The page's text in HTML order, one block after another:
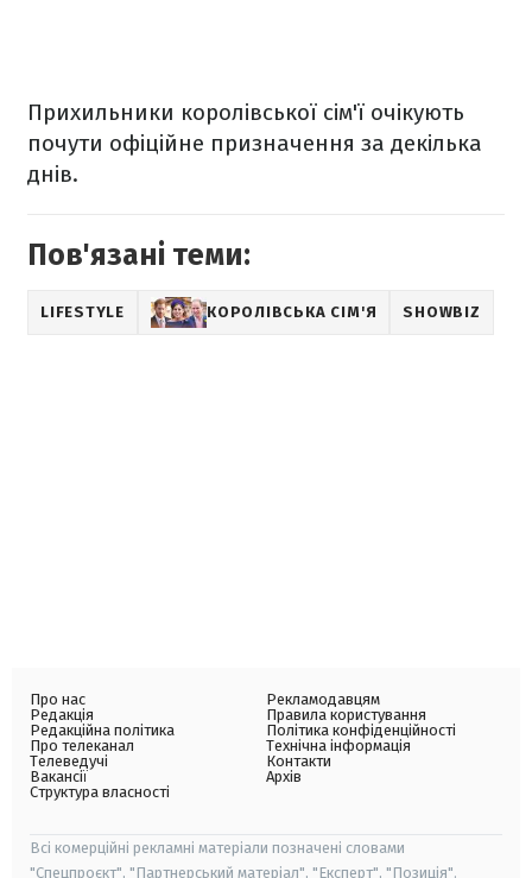
Прихильники королівської сім'ї очікують
почути офіційне призначення за декілька
днів.
Пов'язані теми:
LIFESTYLE КОРОЛІВСЬКА СІМ'Я SHOWBIZ
Про нас
Редакція
Редакційна політика
Про телеканал
Телеведучі
Вакансії
Структура власності
Рекламодавцям
Правила користування
Політика конфіденційності
Технічна інформація
Контакти
Архів
Всі комерційні рекламні матеріали позначені словами
"Спецпроєкт", "Партнерський матеріал", "Експерт", "Позиція".